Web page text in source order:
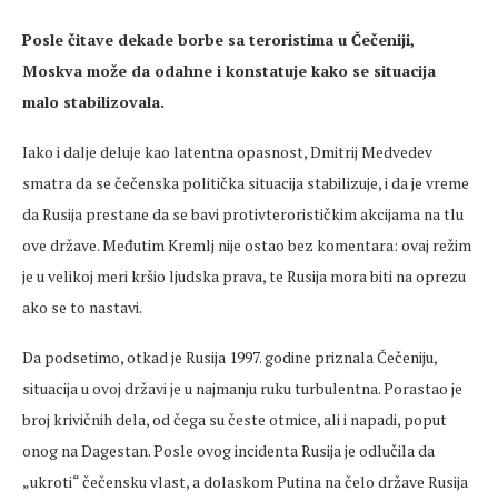
Posle čitave dekade borbe sa teroristima u Čečeniji,
Moskva može da odahne i konstatuje kako se situacija
malo stabilizovala.
Iako i dalje deluje kao latentna opasnost, Dmitrij Medvedev
smatra da se čečenska politička situacija stabilizuje, i da je vreme
da Rusija prestane da se bavi protivterorističkim akcijama na tlu
ove države. Međutim Kremlj nije ostao bez komentara: ovaj režim
je u velikoj meri kršio ljudska prava, te Rusija mora biti na oprezu
ako se to nastavi.
Da podsetimo, otkad je Rusija 1997. godine priznala Čečeniju,
situacija u ovoj državi je u najmanju ruku turbulentna. Porastao je
broj krivičnih dela, od čega su česte otmice, ali i napadi, poput
onog na Dagestan. Posle ovog incidenta Rusija je odlučila da
„ukroti“ čečensku vlast, a dolaskom Putina na čelo države Rusija